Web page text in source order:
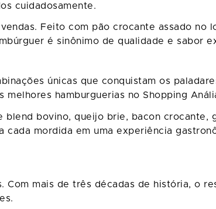
cuidadosamente.
Feito com pão crocante assado no
é sinônimo de qualidade e sabor
únicas que conquistam os
hamburguerias no Shopping
bovino, queijo brie, bacon crocante,
mordida em uma experiência
mais de três décadas de história, o